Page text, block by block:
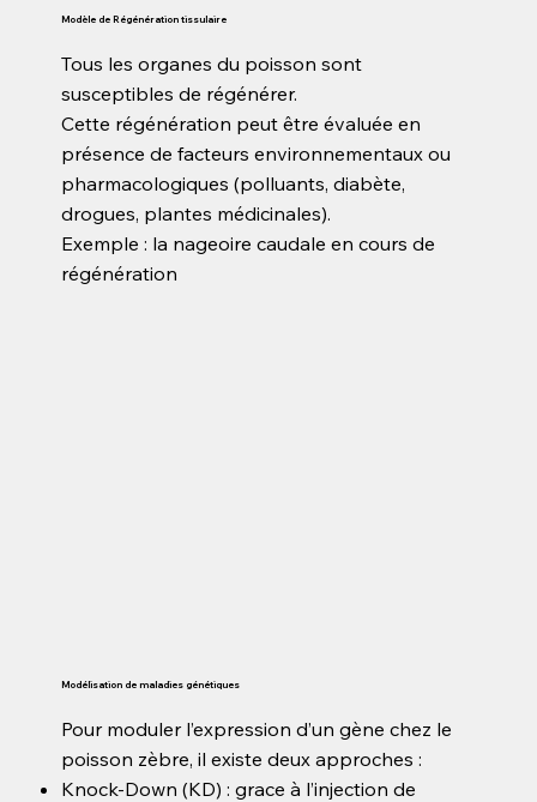
Modèle de Régénération tissulaire
Tous les organes du poisson sont
susceptibles de régénérer.
Cette régénération peut être évaluée en
présence de facteurs environnementaux ou
pharmacologiques (polluants, diabète,
drogues, plantes médicinales).
Exemple : la nageoire caudale en cours de
régénération
Modélisation de maladies génétiques
Pour moduler l’expression d’un gène chez le
poisson zèbre, il existe deux approches :
Knock-Down (KD) : grace à l’injection de